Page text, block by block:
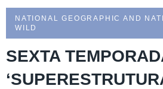
NATIONAL GEOGRAPHIC AND
WILD
SEXTA